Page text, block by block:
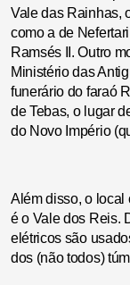
Vale das Rainhas,
como a de
Ramsés II. Outro
Ministério das
funerário do faraó
de Tebas, o lugar
do Novo Império
Além disso, o local
é o Vale dos Reis.
elétricos são
dos (não todos)